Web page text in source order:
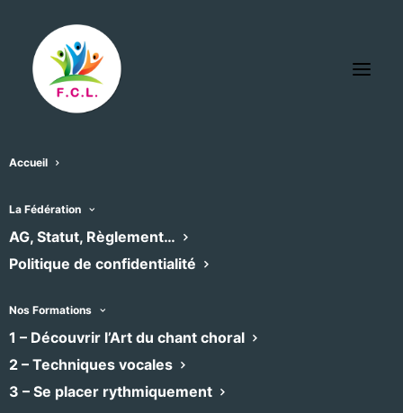
Accueil
La Fédération
AG, Statut, Règlement…
Politique de confidentialité
Nos Formations
1 – Découvrir l’Art du chant choral
2 – Techniques vocales
3 – Se placer rythmiquement